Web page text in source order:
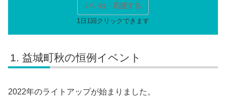
いいね・応援する
益城町秋の恒例イベント
2022年のライトアップが始まりました。